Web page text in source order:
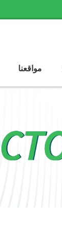
مواقعنا